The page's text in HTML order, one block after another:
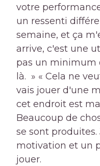
votre
un ressenti
semaine, et ça
arrive, c'est une
pas un minimum
là. » « Cela ne
vais jouer d'une
cet endroit est
Beaucoup de
se sont produites.
motivation et un
jouer.